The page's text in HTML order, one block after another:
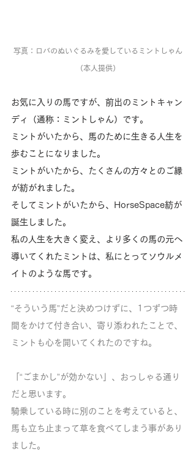
写真：ロバのぬいぐるみを愛しているミントしゃん
（本人提供）
お気に入りの馬ですが、前出のミントキャン
ディ（通称：ミントしゃん）です。
ミントがいたから、馬のために生きる人生を
歩むことになりました。
ミントがいたから、たくさんの方々とのご縁
が紡がれました。
そしてミントがいたから、HorseSpace紡が
誕生しました。
私の人生を大きく変え、より多くの馬の元へ
導いてくれたミントは、私にとってソウルメ
イトのような馬です。
“そういう馬”だと決めつけずに、1つずつ時
間をかけて付き合い、寄り添われたことで、
ミントも心を開いてくれたのですね。
「“ごまかし”が効かない」、おっしゃる通り
だと思います。
騎乗している時に別のことを考えていると、
馬も立ち止まって草を食べてしまう事があり
ました。